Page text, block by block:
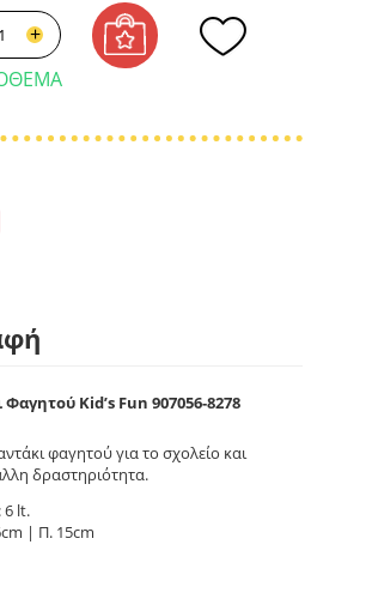
+
Kid’s Fun 907056-8278
φαγητού για το σχολείο και
δραστηριότητα.
6 lt.
| Π. 15cm